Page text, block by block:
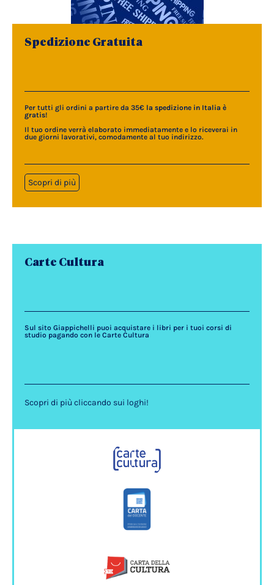
Spedizione Gratuita
Per tutti gli ordini a partire da 35€ la spedizione in Italia è
gratis!
Il tuo ordine verrà elaborato immediatamente e lo riceverai in
due giorni lavorativi, comodamente al tuo indirizzo.
Scopri di più
Carte Cultura
Sul sito Giappichelli puoi acquistare i libri per i tuoi corsi di
studio pagando con le Carte Cultura
Scopri di più cliccando sui loghi!